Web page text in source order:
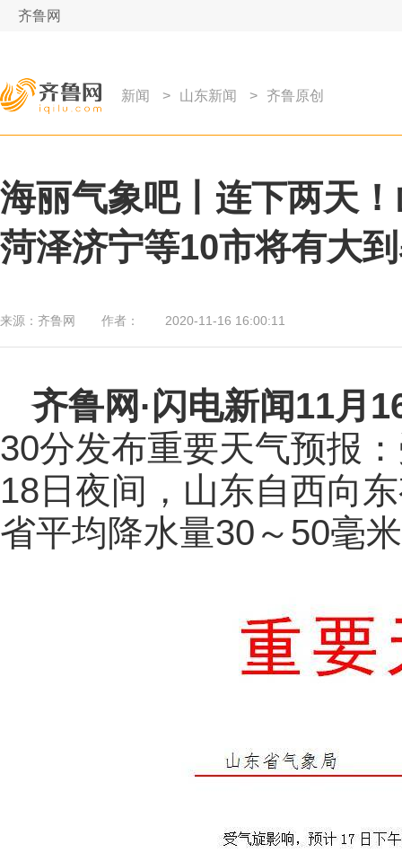
齐鲁网
新闻 > 山东新闻 > 齐鲁原创
海丽气象吧丨连下两天
菏泽济宁等10市将有大
来源： 齐鲁网 作者： 2020-11-16 16:00:11
齐鲁网 ·闪电新闻11月
30分发布重要天气预报
18日夜间，山东自西向
省平均降水量30～50毫